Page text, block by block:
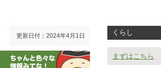
更新日付：2024年4月1日 くらし
まずはこちら